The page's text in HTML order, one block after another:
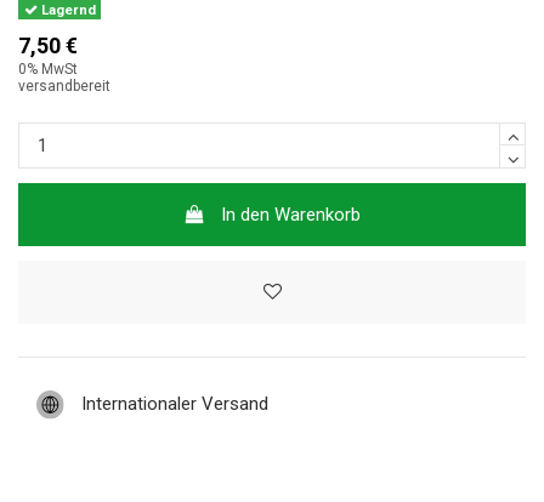
Lagernd
7,50 €
0% MwSt
versandbereit
In den Warenkorb
Internationaler Versand